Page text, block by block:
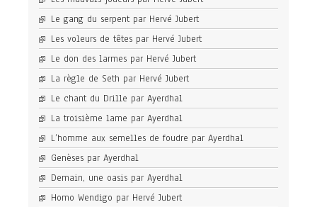
Le gang du serpent par Hervé Jubert
Les voleurs de têtes par Hervé Jubert
Le don des larmes par Hervé Jubert
La règle de Seth par Hervé Jubert
Le chant du Drille par Ayerdhal
La troisième lame par Ayerdhal
L’homme aux semelles de foudre par Ayerdhal
Genèses par Ayerdhal
Demain, une oasis par Ayerdhal
Homo Wendigo par Hervé Jubert